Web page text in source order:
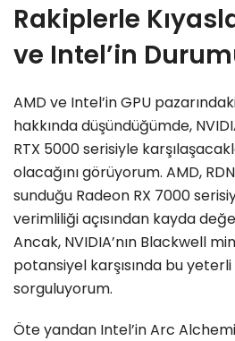
Rakiplerle
ve Intel’in
AMD ve Intel’in GPU
hakkında düşündüğümde,
RTX 5000 serisiyle
olacağını görüyorum. AMD,
sunduğu Radeon RX 7000
verimliliği açısından kayda
Ancak, NVIDIA’nın Blackwell
potansiyel karşısında bu
sorguluyorum.
Öte yandan Intel’in Arc